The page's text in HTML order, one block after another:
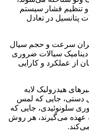
و تنظیم فشار سیستم
پتانسیل در تعادل
سرعت و حجم سیال
دینامیک سیالات ضروری
از عملکرد و کارایی
هیدرولیک لایه
دستی، جایی که لمس
سلونوئیدی، جایی که
عهده می‌گیرند، هر روش